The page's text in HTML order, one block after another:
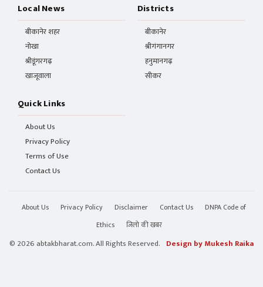
Local News
बीकानेर शहर
नोखा
श्रीडूंगरगढ़
खाजूवाला
Districts
बीकानेर
श्रीगंगानगर
हनुमानगढ़
सीकर
Quick Links
About Us
Privacy Policy
Terms of Use
Contact Us
About Us Privacy Policy Disclaimer Contact Us
DNPA Code of
Ethics
जिलो की खबर
© 2026 abtakbharat.com. All Rights Reserved. Design by Mukesh Raika